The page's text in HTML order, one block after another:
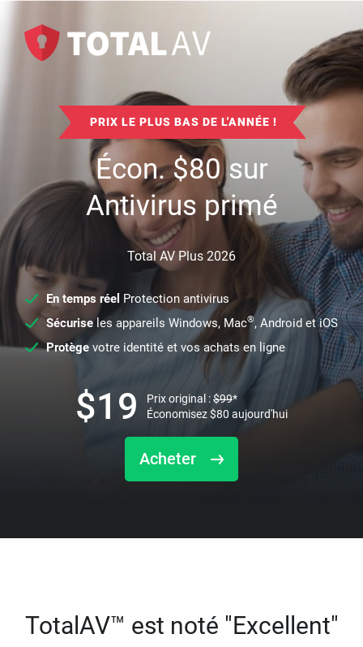
PRIX LE PLUS BAS DE L'ANNÉE !
Écon.$80sur
Antivirus primé
Total AV Plus 2026
En temps réel Protection antivirus
Sécuriseles appareils Windows, Mac®, Android et iOS
Protège votre identité et vos achats en ligne
Acheter
$19 Prix original :$99*
Économisez$80 aujourd'hui
TotalAV™ est noté "Excellent"